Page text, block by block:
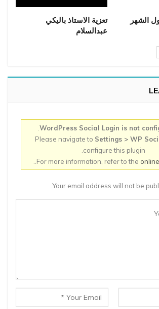
الشهر
تعزية الاستاذ باليكي
عبدالسلام
WordPress Social Login is not
.
Please navigate toSettings > WP
configure this plugin.
For more information, refer to the
..
Your email address will not be